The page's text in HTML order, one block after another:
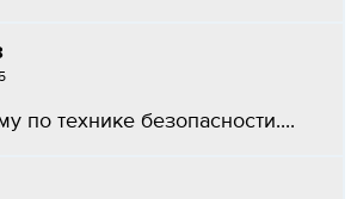
по технике безопасности....